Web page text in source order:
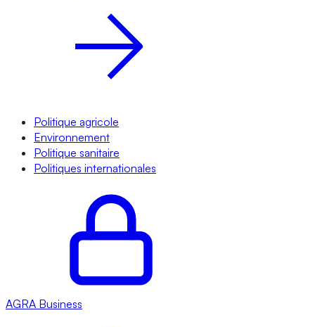
Politique agricole
Environnement
Politique sanitaire
Politiques internationales
AGRA Business